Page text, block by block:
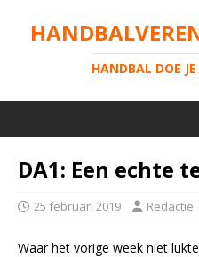
HANDBAL DOE
DA1: Een echte
25 februari 2019 Redactie
Waar het vorige week niet